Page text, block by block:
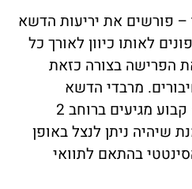
– פורשים את יריעות הדשא
לאותו כיוון לאורך כל
הפרישה בצורה כזאת
מרבדי הדשא
הסינטטי של חברת דשא קבוע מגיעים ברוחב 2
על מנת שיהיה ניתן לנצל באופן
בהתאם לתוואי